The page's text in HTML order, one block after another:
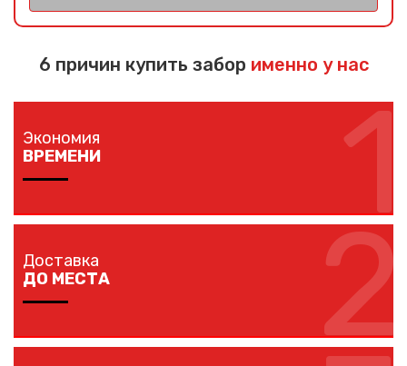
6 причин купить забор именно у нас
1
Экономия
ВРЕМЕНИ
зависимости от длины забора, способа монтажа и
наличия ворот и калиток.
2
Доставка
ДО МЕСТА
Мы доставляем комплектующие забора на любой